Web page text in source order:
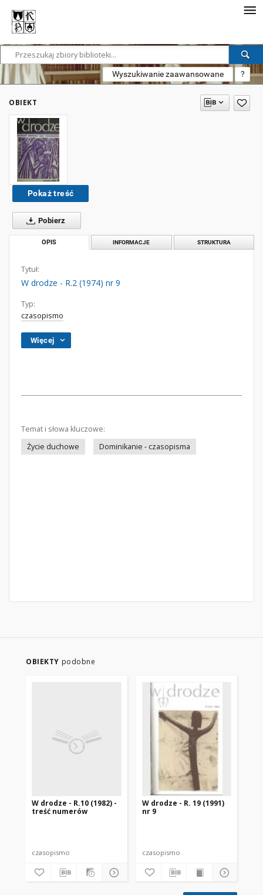
Wyszukiwanie zaawansowane ?
OBIEKT
Pokaż treść
Pobierz
OPIS INFORMACJE STRUKTURA
Tytuł:
W drodze - R.2 (1974) nr 9
Typ:
czasopismo
Więcej
Temat i słowa kluczowe:
Życie duchowe
Dominikanie - czasopisma
OBIEKTY podobne
W drodze - R.10 (1982) -
treść numerów
czasopismo
W drodze - R. 19 (1991)
nr 9
czasopismo